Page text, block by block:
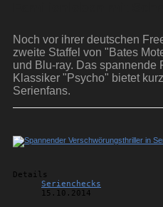
Noch vor ihrer deutschen
zweite Staffel von "Bates
und Blu-ray. Das spannende
Klassiker "Psycho" bietet
Serienfans.
Details
Serienchecks
15.10.2014